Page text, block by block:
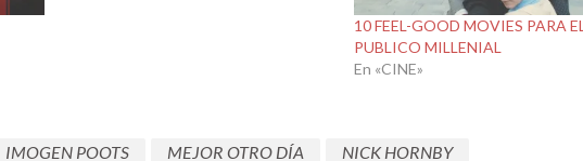
10 FEEL-GOOD MOVIES PARA EL
PUBLICO MILLENIAL
En «CINE»
IMOGEN POOTS MEJOR OTRO DÍA
NICK HORNBY